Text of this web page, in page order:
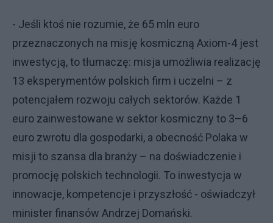
- Jeśli ktoś nie rozumie, że 65 mln euro
przeznaczonych na misję kosmiczną Axiom-4 jest
inwestycją, to tłumaczę: misja umożliwia realizację
13 eksperymentów polskich firm i uczelni – z
potencjałem rozwoju całych sektorów. Każde 1
euro zainwestowane w sektor kosmiczny to 3–6
euro zwrotu dla gospodarki, a obecność Polaka w
misji to szansa dla branży – na doświadczenie i
promocję polskich technologii. To inwestycja w
innowacje, kompetencje i przyszłość - oświadczył
minister finansów Andrzej Domański.